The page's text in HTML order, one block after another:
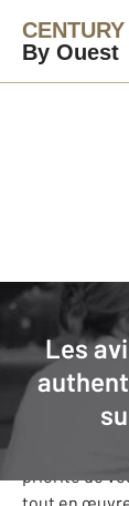
By Ouest
Les avis de nos clients recueillis et
Agence
donnent
Notre
priorité de